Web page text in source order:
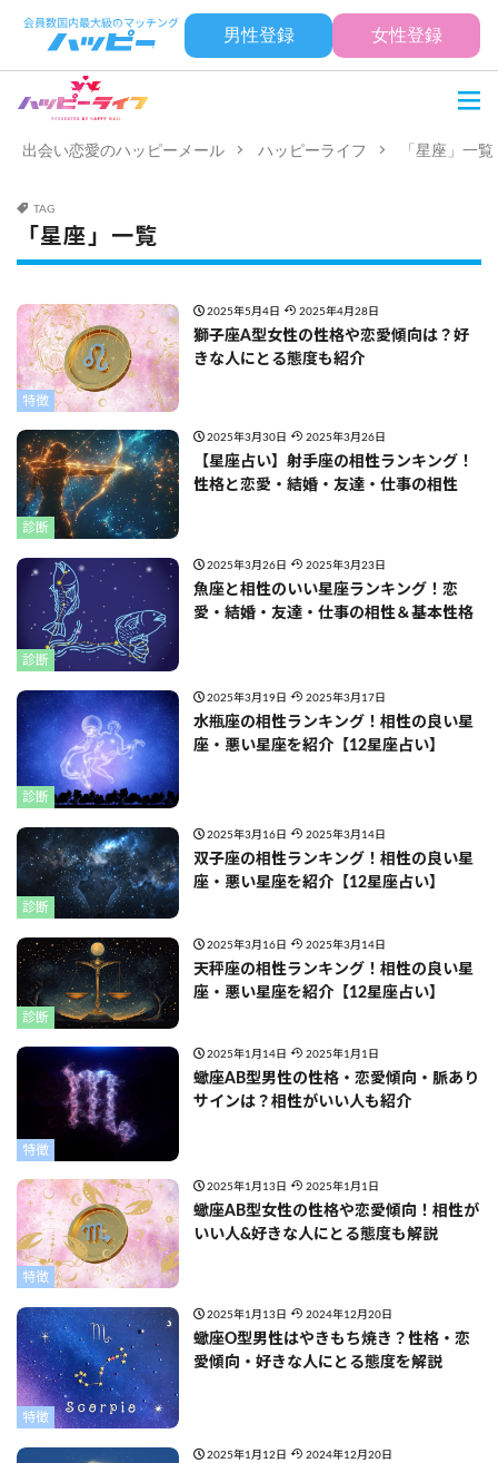
男性登録 女性登録
出会い恋愛のハッピーメール ハッピーライフ 「星座」一覧
TAG
「星座」一覧
特徴
2025年5月4日 2025年4月28日
獅子座A型女性の性格や恋愛傾向は？好
きな人にとる態度も紹介
診断
2025年3月30日 2025年3月26日
【星座占い】射手座の相性ランキング！
性格と恋愛・結婚・友達・仕事の相性
診断
2025年3月26日 2025年3月23日
魚座と相性のいい星座ランキング！恋
愛・結婚・友達・仕事の相性＆基本性格
診断
2025年3月19日 2025年3月17日
水瓶座の相性ランキング！相性の良い星
座・悪い星座を紹介【12星座占い】
診断
2025年3月16日 2025年3月14日
双子座の相性ランキング！相性の良い星
座・悪い星座を紹介【12星座占い】
診断
2025年3月16日 2025年3月14日
天秤座の相性ランキング！相性の良い星
座・悪い星座を紹介【12星座占い】
特徴
2025年1月14日 2025年1月1日
蠍座AB型男性の性格・恋愛傾向・脈あり
サインは？相性がいい人も紹介
特徴
2025年1月13日 2025年1月1日
蠍座AB型女性の性格や恋愛傾向！相性が
いい人&好きな人にとる態度も解説
特徴
2025年1月13日 2024年12月20日
蠍座O型男性はやきもち焼き？性格・恋
愛傾向・好きな人にとる態度を解説
2025年1月12日 2024年12月20日